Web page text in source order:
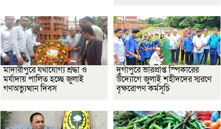
মাদারীপুরে যথাযোগ্য শ্রদ্ধা ও
মর্যাদায় পালিত হচ্ছে জুলাই
গণঅভ্যুত্থান দিবস
দুর্গাপুরে ভারপ্রাপ্ত স্পিকারের
উদ্যোগে জুলাই শহীদদের স্মরণে
বৃক্ষরোপণ কর্মসূচি